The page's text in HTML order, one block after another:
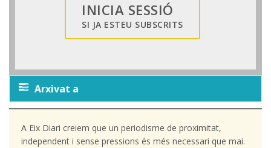
INICIA SESSIÓ
SI JA ESTEU SUBSCRITS
Arxivat a
A Eix Diari creiem que un periodisme de proximitat,
independent i sense pressions és més necessari que mai.